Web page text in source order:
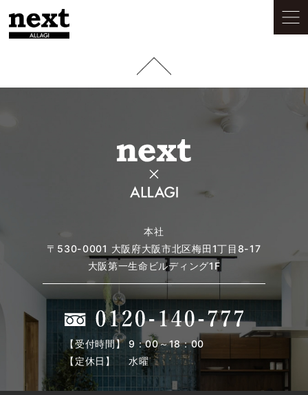
本社
〒530-0001 大阪府大阪市北区梅田1丁目8-17
大阪第一生命ビルディング1F
【受付時間】 9：00～18：00
【定休日】 水曜